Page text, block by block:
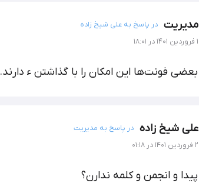
مدیریت
در پاسخ به علی شیخ زاده
۱ فروردین ۱۴۰۱ در ۱۸:۰۱
بعضی فونت‌ها این امکان را با گذاشتن ء دارند.
علی شیخ زاده
در پاسخ به مدیریت
۲ فروردین ۱۴۰۱ در ۰۱:۱۸
پیدا و انجمن و کلمه ندارن؟